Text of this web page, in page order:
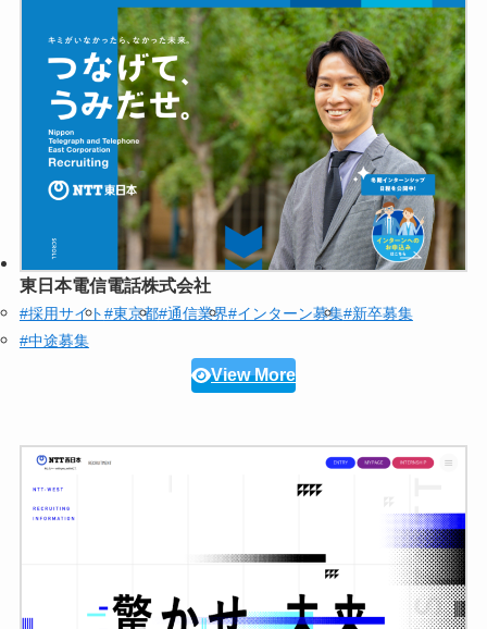
東日本電信電話株式会社
#採用サイト#東京都#通信業界#インターン募集#新卒募集
#中途募集
View More